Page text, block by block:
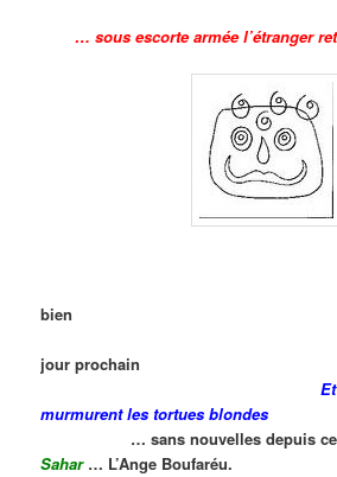
… sous escorte armée l’étranger
Si le
bien
Lisez
jour prochain
murmurent les tortues blondes
… sans nouvelles depuis cet
Sahar… L’Ange Boufaréu.